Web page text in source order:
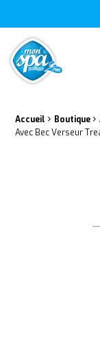
Mon Spa Spa
Fil d'Ariane :
Accueil › Boutique ›
Avec Bec Verseur